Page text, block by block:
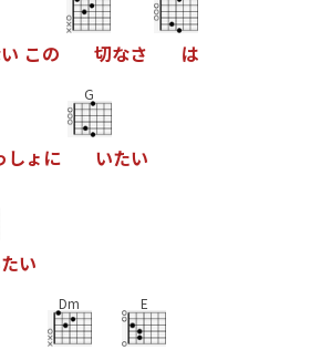
い この 切なさ は
しょ に
G
いたい
たい
Dm E